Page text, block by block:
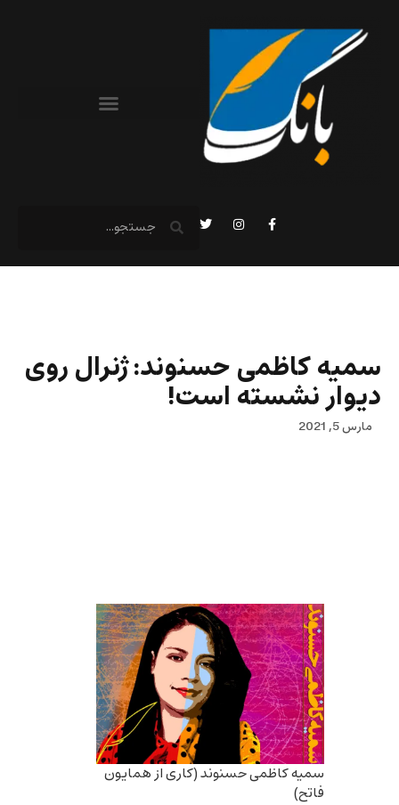
سمیه کاظمی حسنوند: ژنرال روی
دیوار نشسته است!
مارس 5, 2021
سمیه کاظمی حسنوند (کاری از همایون
فاتح)